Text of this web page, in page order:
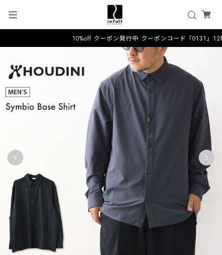
10%off クーポン発行中 クーポンコード「0131」